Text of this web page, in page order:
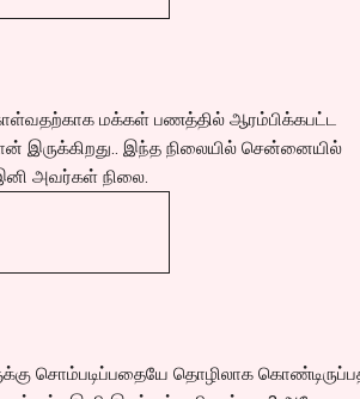
மக்கள் பணத்தில் ஆரம்பிக்கபட்ட
இருக்கிறது.. இந்த நிலையில் சென்னையில்
அவர்கள் நிலை.
சொம்படிப்பதையே தொழிலாக